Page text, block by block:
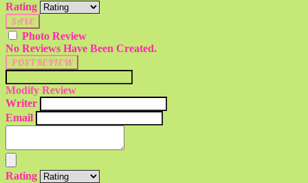
Rating
SAVE
Photo Review
No Reviews Have Been Created.
POST REVIEW
Modify Review
Writer
Email
Rating